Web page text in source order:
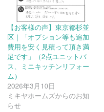
【お客様の声】東京都杉並
区｜「オプション等も追加
費用を安く見積って頂き満
足です」（2点ユニットバ
ス、ミニキッチンリフォー
ム）
2026年3月10日
ミキヤホームズからのお知
らせ